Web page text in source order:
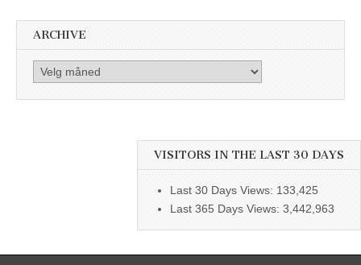
ARCHIVE
Archive
VISITORS IN THE LAST 30 DAYS
Last 30 Days Views: 133,425
Last 365 Days Views: 3,442,963